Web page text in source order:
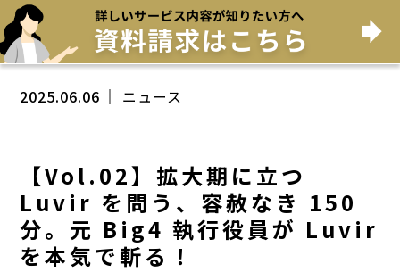
2025.06.06 ニュース
【Vol.02】拡大期に立つ
Luvir を問う、容赦なき 150
分。元 Big4 執行役員が Luvir
を本気で斬る！